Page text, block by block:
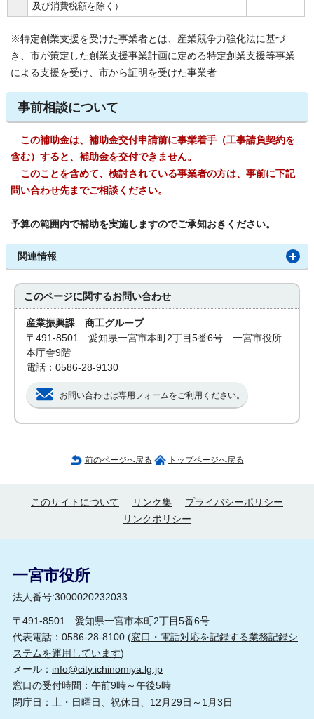
及び消費税額を除く）
※特定創業支援を受けた事業者とは、産業競争力強化法に基づ
き、市が策定した創業支援事業計画に定める特定創業支援等事業
による支援を受け、市から証明を受けた事業者
事前相談について
この補助金は、補助金交付申請前に事業着手（工事請負契約を
含む）すると、補助金を交付できません。
このことを含めて、検討されている事業者の方は、事前に下記
問い合わせ先までご相談ください。
予算の範囲内で補助を実施しますのでご承知おきください。
関連情報
このページに関するお問い合わせ
産業振興課 商工グループ
〒491-8501 愛知県一宮市本町2丁目5番6号 一宮市役所
本庁舎9階
電話：0586-28-9130
お問い合わせは専用フォームをご利用ください。
前のページへ戻る トップページへ戻る
このサイトについて リンク集
プライバシーポリシー
リンクポリシー
一宮市役所
法人番号:3000020232033
〒491-8501 愛知県一宮市本町2丁目5番6号
代表電話：0586-28-8100 (窓口・電話対応を記録する業務記録シ
ステムを運用しています)
メール： info@city.ichinomiya.lg.jp
窓口の受付時間：午前9時～午後5時
閉庁日：土・日曜日、祝休日、12月29日～1月3日